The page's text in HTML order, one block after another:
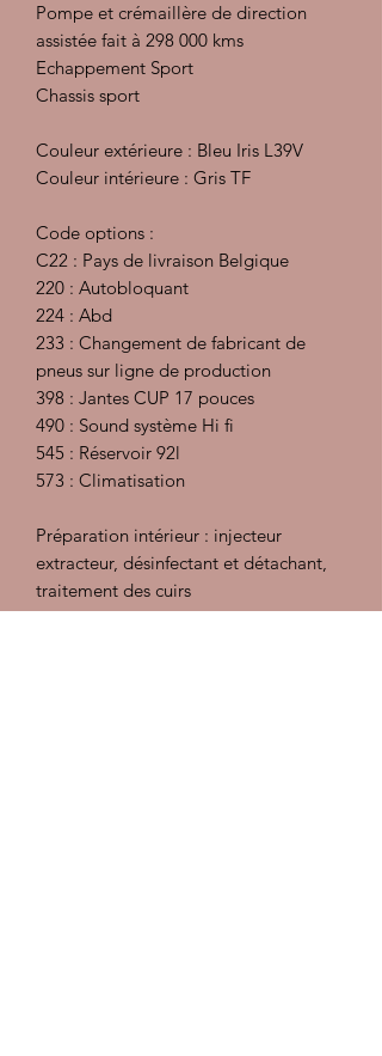
Pompe et crémaillère de direction
assistée fait à 298 000 kms
Echappement Sport
Chassis sport
Couleur extérieure : Bleu Iris L39V
Couleur intérieure : Gris TF
Code options :
C22 : Pays de livraison Belgique
220 : Autobloquant
224 : Abd
233 : Changement de fabricant de
pneus sur ligne de production
398 : Jantes CUP 17 pouces
490 : Sound système Hi fi
545 : Réservoir 92l
573 : Climatisation
Préparation intérieur : injecteur
extracteur, désinfectant et détachant,
traitement des cuirs